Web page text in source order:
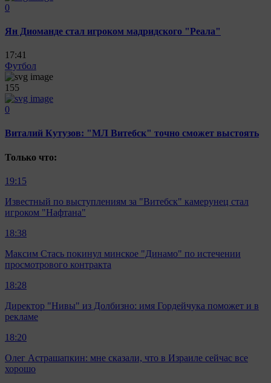
0
Ян Диоманде стал игроком мадридского "Реала"
17:41
Футбол
155
0
Виталий Кутузов: "МЛ Витебск" точно сможет выстоять
Только что:
19:15
Известный по выступлениям за "Витебск" камерунец стал
игроком "Нафтана"
18:38
Максим Стась покинул минское "Динамо" по истечении
просмотрового контракта
18:28
Директор "Нивы" из Долбизно: имя Гордейчука поможет и в
рекламе
18:20
Олег Астрашапкин: мне сказали, что в Израиле сейчас все
хорошо